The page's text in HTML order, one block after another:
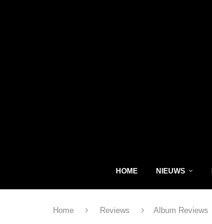
HOME NIEUWS
Home Reviews Album Reviews